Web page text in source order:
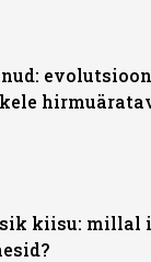
kiisu: millal